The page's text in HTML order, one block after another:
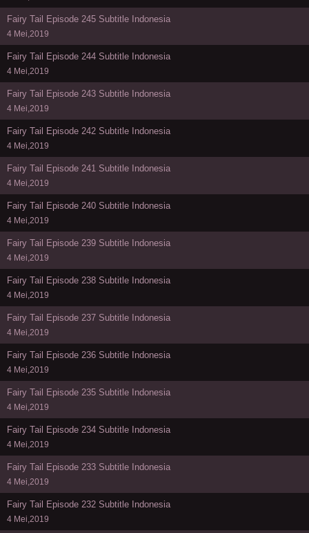
Fairy Tail Episode 245 Subtitle Indonesia
4 Mei,2019
Fairy Tail Episode 244 Subtitle Indonesia
4 Mei,2019
Fairy Tail Episode 243 Subtitle Indonesia
4 Mei,2019
Fairy Tail Episode 242 Subtitle Indonesia
4 Mei,2019
Fairy Tail Episode 241 Subtitle Indonesia
4 Mei,2019
Fairy Tail Episode 240 Subtitle Indonesia
4 Mei,2019
Fairy Tail Episode 239 Subtitle Indonesia
4 Mei,2019
Fairy Tail Episode 238 Subtitle Indonesia
4 Mei,2019
Fairy Tail Episode 237 Subtitle Indonesia
4 Mei,2019
Fairy Tail Episode 236 Subtitle Indonesia
4 Mei,2019
Fairy Tail Episode 235 Subtitle Indonesia
4 Mei,2019
Fairy Tail Episode 234 Subtitle Indonesia
4 Mei,2019
Fairy Tail Episode 233 Subtitle Indonesia
4 Mei,2019
Fairy Tail Episode 232 Subtitle Indonesia
4 Mei,2019